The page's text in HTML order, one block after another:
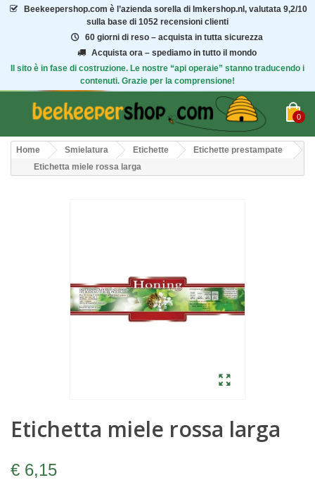
Beekeepershop.com è l’azienda sorella di Imkershop.nl, valutata 9,2/10
sulla base di 1052 recensioni clienti
60 giorni di reso – acquista in tutta sicurezza
Acquista ora – spediamo in tutto il mondo
Il sito è in fase di costruzione. Le nostre “api operaie” stanno traducendo i
contenuti. Grazie per la comprensione!
0
Home Smielatura Etichette
Etichette prestampate
Etichetta miele rossa larga
Etichetta miele rossa larga
€ 6,15